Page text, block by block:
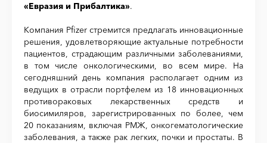
«Евразия и Прибалтика».
Компания Pfizer стремится предлагать инновационные
решения, удовлетворяющие актуальные потребности
пациентов, страдающим различными заболеваниями,
в том числе онкологическими, во всем мире. На
сегодняшний день компания располагает одним из
ведущих в отрасли портфелем из 18 инновационных
противораковых лекарственных средств и
биосимиляров, зарегистрированных по более, чем
20 показаниям, включая РМЖ, онкогематологические
заболевания, а также рак легких, почки и простаты. В